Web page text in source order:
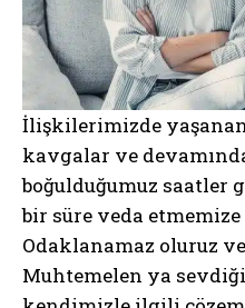
İlişkilerimizde
kavgalar ve
boğulduğumuz saatler
bir süre veda
Odaklanamaz oluruz
Muhtemelen ya